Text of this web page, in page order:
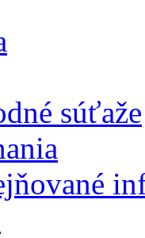
súťaže